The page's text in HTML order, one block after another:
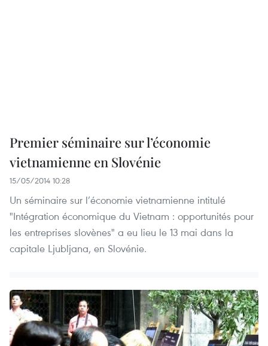
Premier séminaire sur l’économie
vietnamienne en Slovénie
15/05/2014 10:28
Un séminaire sur l’économie vietnamienne intitulé
"Intégration économique du Vietnam : opportunités pour
les entreprises slovènes" a eu lieu le 13 mai dans la
capitale Ljubljana, en Slovénie.